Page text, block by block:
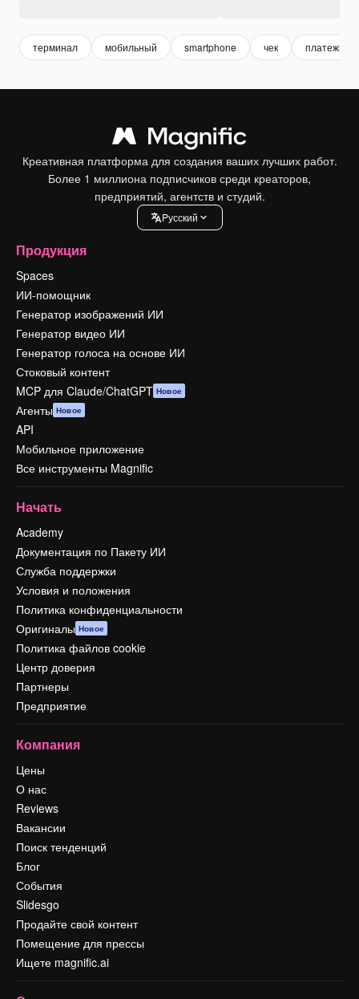
терминал мобильный smartphone чек
Креативная платформа для создания ваших лучших работ.
Более 1 миллиона подписчиков среди креаторов,
предприятий, агентств и студий.
Pусский
Продукция
Spaces
ИИ-помощник
Генератор изображений ИИ
Генератор видео ИИ
Генератор голоса на основе ИИ
Стоковый контент
MCP для Claude/ChatGPT Новое
Агенты Новое
API
Мобильное приложение
Все инструменты Magnific
Начать
Academy
Документация по Пакету ИИ
Служба поддержки
Условия и положения
Политика конфиденциальности
Оригиналы Новое
Политика файлов cookie
Центр доверия
Партнеры
Предприятие
Компания
Цены
О нас
Reviews
Вакансии
Поиск тенденций
Блог
События
Slidesgo
Продайте свой контент
Помещение для прессы
Ищете magnific.ai